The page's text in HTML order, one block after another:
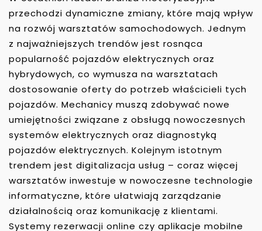
przechodzi dynamiczne zmiany, które mają wpływ
na rozwój warsztatów samochodowych. Jednym
z najważniejszych trendów jest rosnąca
popularność pojazdów elektrycznych oraz
hybrydowych, co wymusza na warsztatach
dostosowanie oferty do potrzeb właścicieli tych
pojazdów. Mechanicy muszą zdobywać nowe
umiejętności związane z obsługą nowoczesnych
systemów elektrycznych oraz diagnostyką
pojazdów elektrycznych. Kolejnym istotnym
trendem jest digitalizacja usług – coraz więcej
warsztatów inwestuje w nowoczesne technologie
informatyczne, które ułatwiają zarządzanie
działalnością oraz komunikację z klientami.
Systemy rezerwacji online czy aplikacje mobilne